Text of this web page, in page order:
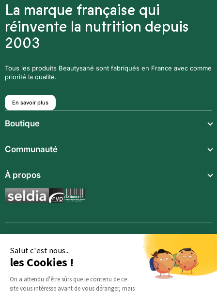
Salut c'est nous...
les Cookies !
On a attendu d'être sûrs que le contenu de ce
site vous intéresse avant de vous déranger, mais
La marque française qui
réinvente la nutrition depuis
2003
Tous les produits Beautysané sont fabriqués en France avec comme
priorité la qualité.
En savoir plus
Boutique
Compléments alimentaires
Boissons techniques
Communauté
Communauté
Magazine
À propos
Qui sommes-nous ?
Opportunités
Inscription